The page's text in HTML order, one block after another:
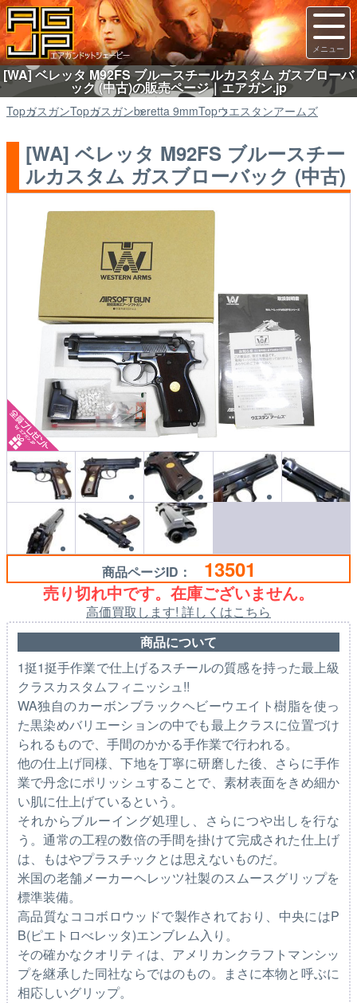
[WA] ベレッタ M92FS ブルースチールカスタム ガスブローバ
ック (中古)の販売ページ｜エアガン.jp
TopガスガンTopガスガンberetta 9mmTopウエスタンアームズ
[WA] ベレッタ M92FS ブルースチー
ルカスタム ガスブローバック (中古)
商品ページID： 13501
売り切れ中です。在庫ございません。
高価買取します! 詳しくはこちら
商品について
1挺1挺手作業で仕上げるスチールの質感を持った最上級
クラスカスタムフィニッシュ!!
WA独自のカーボンブラックヘビーウエイト樹脂を使っ
た黒染めバリエーションの中でも最上クラスに位置づけ
られるもので、手間のかかる手作業で行われる。
他の仕上げ同様、下地を丁寧に研磨した後、さらに手作
業で丹念にポリッシュすることで、素材表面をきめ細か
い肌に仕上げているという。
それからブルーイング処理し、さらにつや出しを行な
う。通常の工程の数倍の手間を掛けて完成された仕上げ
は、もはやプラスチックとは思えないものだ。
米国の老舗メーカーヘレッツ社製のスムースグリップを
標準装備。
高品質なココボロウッドで製作されており、中央にはP
B(ピエトロべレッタ)エンブレム入り。
その確かなクオリティは、アメリカンクラフトマンシッ
プを継承した同社ならではのもの。まさに本物と呼ぶに
相応しいグリップ。